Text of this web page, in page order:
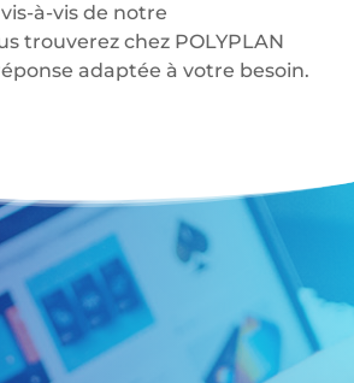
vis-à-vis de notre
trouverez chez POLYPLAN
adaptée à votre besoin.